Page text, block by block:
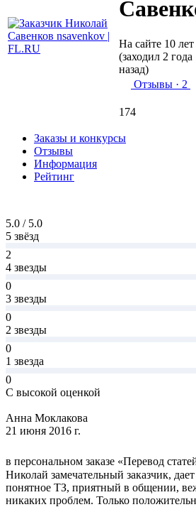
На сайте 10
(заходил 2
назад)
Отзывы · 2
174
Заказы и конкурсы
Отзывы
Информация
Рейтинг
5.0 / 5.0
5 звёзд
2
4 звезды
0
3 звезды
0
2 звезды
0
1 звезда
0
С высокой оценкой
Анна Моклакова
21 июня 2016 г.
в персональном заказе «Перевод
Николай замечательный заказчик,
понятное ТЗ, приятный в общении,
никаких проблем. Только